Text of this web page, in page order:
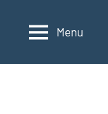
Menu